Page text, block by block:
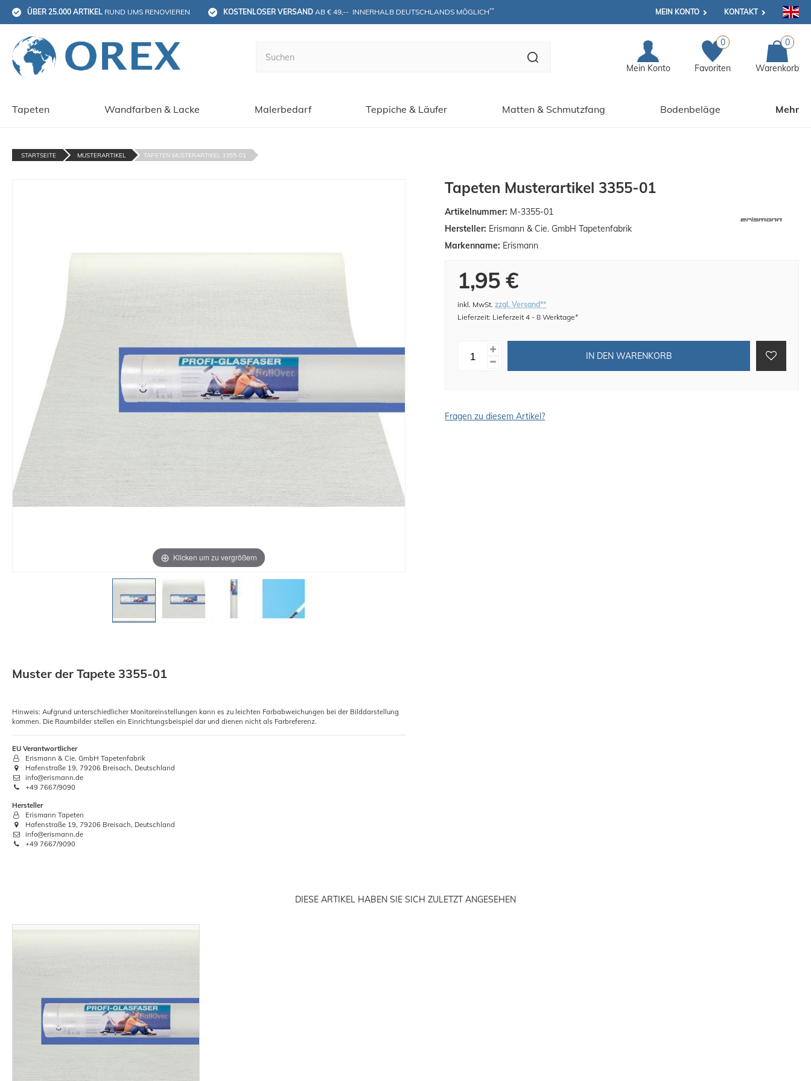
ÜBER 25.000 ARTIKEL RUND UMS RENOVIEREN KOSTENLOSER VERSAND AB € 49,--  INNERHALB DEUTSCHLANDS MÖGLICH** MEIN KONTO KONTAKT
Mein Konto
0
Favoriten
0
Warenkorb
Tapeten Wandfarben & Lacke Malerbedarf Teppiche & Läufer Matten & Schmutzfang Bodenbeläge Mehr
STARTSEITE MUSTERARTIKEL TAPETEN MUSTERARTIKEL 3355-01
Klicken um zu vergrößern
Tapeten Musterartikel 3355-01
Artikelnummer: M-3355-01
Hersteller: Erismann & Cie. GmbH Tapetenfabrik
Markenname: Erismann
1,95 €
inkl. MwSt.zzgl. Versand**
Lieferzeit: Lieferzeit 4 - 8 Werktage*
IN DEN WARENKORB
Fragen zu diesem Artikel?
Muster der Tapete 3355-01
Hinweis: Aufgrund unterschiedlicher Monitoreinstellungen kann es zu leichten Farbabweichungen bei der Bilddarstellung
kommen. Die Raumbilder stellen ein Einrichtungsbeispiel dar und dienen nicht als Farbreferenz.
EU Verantwortlicher
Erismann & Cie. GmbH Tapetenfabrik
Hafenstraße 19, 79206 Breisach, Deutschland
info@erismann.de
+49 7667/9090
Hersteller
Erismann Tapeten
Hafenstraße 19, 79206 Breisach, Deutschland
info@erismann.de
+49 7667/9090
DIESE ARTIKEL HABEN SIE SICH ZULETZT ANGESEHEN